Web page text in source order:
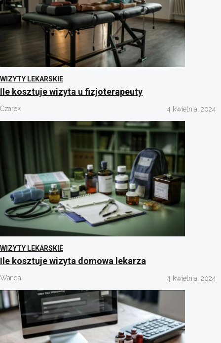
WIZYTY LEKARSKIE
Ile kosztuje wizyta u fizjoterapeuty
Czarek 4 kwietnia, 2024
WIZYTY LEKARSKIE
Ile kosztuje wizyta domowa lekarza
Wanda 4 kwietnia, 2024